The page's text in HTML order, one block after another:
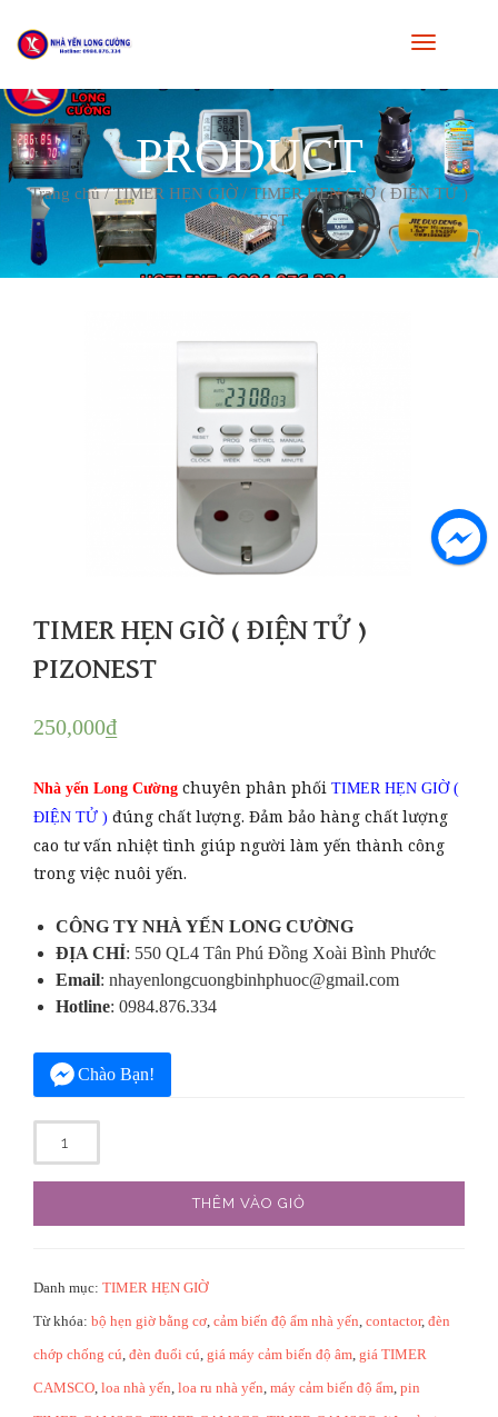
PRODUCT
Trang chủ/TIMER HẸN GIỜ/ TIMER HẸN GIỜ ( ĐIỆN TỬ )
PIZONEST
TIMER HẸN GIỜ ( ĐIỆN TỬ )
PIZONEST
250,000₫
Nhà yến Long Cường chuyên phân phối TIMER HẸN GIỜ (
ĐIỆN TỬ ) đúng chất lượng. Đảm bảo hàng chất lượng
cao tư vấn nhiệt tình giúp người làm yến thành công
trong việc nuôi yến.
CÔNG TY NHÀ YẾN LONG CƯỜNG
ĐỊA CHỈ: 550 QL4 Tân Phú Đồng Xoài Bình Phước
Email: nhayenlongcuongbinhphuoc@gmail.com
Hotline: 0984.876.334
Chào Bạn!
lượng
THÊM VÀO GIỎ
Danh mục: TIMER HẸN GIỜ
Từ khóa: bộ hẹn giờ bằng cơ cảm biến độ ẩm nhà yến contactor, đèn
chớp chống cú đèn đuổi cú giá máy cảm biến độ âm giá TIMER
CAMSCO loa nhà yến loa ru nhà yến máy cảm biến độ ẩm pin